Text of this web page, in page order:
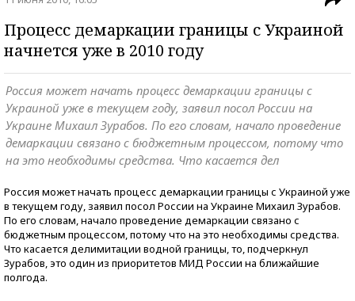
Процесс демаркации границы с Украиной
начнется уже в 2010 году
Россия может начать процесс демаркации границы с
Украиной уже в текущем году, заявил посол России на
Украине Михаил Зурабов. По его словам, начало проведение
демаркации связано с бюджетным процессом, потому что
на это необходимы средства. Что касается дел
Россия может начать процесс демаркации границы с Украиной уже
в текущем году, заявил посол России на Украине Михаил Зурабов.
По его словам, начало проведение демаркации связано с
бюджетным процессом, потому что на это необходимы средства.
Что касается делимитации водной границы, то, подчеркнул
Зурабов, это один из приоритетов МИД России на ближайшие
полгода.